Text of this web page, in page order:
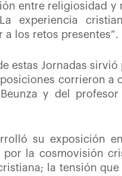
entre religiosidad
experiencia
a los retos presentes”.
estas Jornadas
corrieron
y del
su exposición
la cosmovisión
la tensión